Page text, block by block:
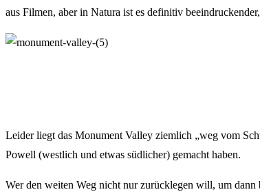
aus Filmen, aber in Natura ist es definitiv
Leider liegt das Monument Valley ziemlich „weg vom
Powell (westlich und etwas südlicher) gemacht haben.
Wer den weiten Weg nicht nur zurücklegen will, um